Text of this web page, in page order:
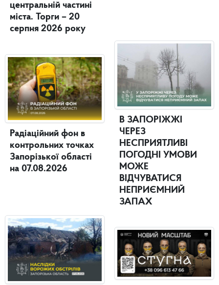
центральній частині
міста. Торги – 20
серпня 2026 року
Радіаційний фон в
контрольних точках
Запорізької області
на 07.08.2026
В ЗАПОРІЖЖІ
ЧЕРЕЗ
НЕСПРИЯТЛИВІ
ПОГОДНІ УМОВИ
МОЖЕ
ВІДЧУВАТИСЯ
НЕПРИЄМНИЙ
ЗАПАХ